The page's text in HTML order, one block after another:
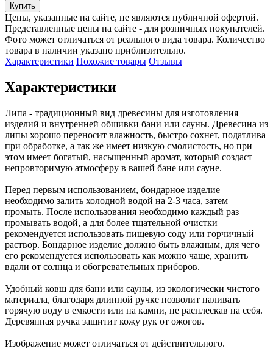
Купить
Цены, указанные на сайте, не являются публичной офертой.
Представленные цены на сайте - для розничных покупателей.
Фото может отличаться от реального вида товара. Количество
товара в наличии указано приблизительно.
Характеристики Похожие товары Отзывы
Характеристики
Липа - традиционный вид древесины для изготовления
изделий и внутренней обшивки бани или сауны. Древесина из
липы хорошо переносит влажность, быстро сохнет, податлива
при обработке, а так же имеет низкую смолистость, но при
этом имеет богатый, насыщенный аромат, который создаст
непровторимую атмосферу в вашей бане или сауне.
Перед первым использованием, бондарное изделие
необходимо залить холодной водой на 2-3 часа, затем
промыть. После использования необходимо каждый раз
промывать водой, а для более тщательной очистки
рекомендуется использовать пищевую соду или горчичный
раствор. Бондарное изделие должно быть влажным, для чего
его рекомендуется использовать как можно чаще, хранить
вдали от солнца и обогревательных приборов.
Удобный ковш для бани или сауны, из экологически чистого
материала, благодаря длинной ручке позволит наливать
горячую воду в емкости или на камни, не расплескав на себя.
Деревянная ручка защитит кожу рук от ожогов.
Изображение может отличаться от действительного.